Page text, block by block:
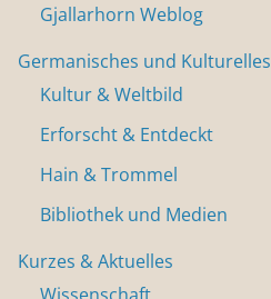
Gjallarhorn Weblog
Germanisches und Kulturelles
Kultur & Weltbild
Erforscht & Entdeckt
Hain & Trommel
Bibliothek und Medien
Kurzes & Aktuelles
Wissenschaft